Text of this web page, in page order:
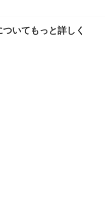
いてもっと詳しく